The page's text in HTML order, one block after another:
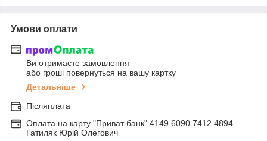
Умови оплати
Ви отримаєте замовлення
або гроші повернуться на вашу картку
Детальніше
Післяплата
Оплата на карту "Приват банк" 4149 6090 7412 4894
Гатиляк Юрій Олегович